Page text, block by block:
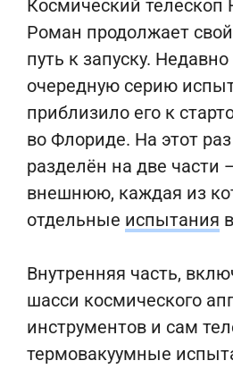
Космический телескоп
Роман продолжает
путь к запуску.
очередную серию
приблизило его к
во Флориде. На этот
разделён на две части
внешнюю, каждая из
отдельные испытания
Внутренняя часть,
шасси космического
инструментов и сам
термовакуумные